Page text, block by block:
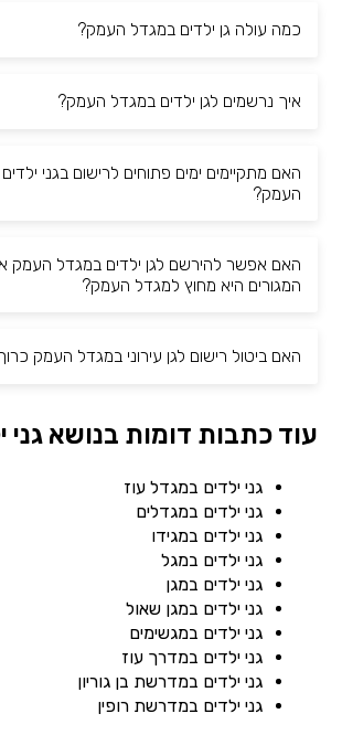
כמה עולה גן ילדים במגדל העמק?
איך נרשמים לגן ילדים במגדל העמק?
האם מתקיימים ימים פתוחים לרישום בגני
העמק?
האם אפשר להירשם לגן ילדים במגדל העמק
המגורים היא מחוץ למגדל העמק?
האם ביטול רישום לגן עירוני במגדל העמק
עוד כתבות דומות בנושא גני
גני ילדים במגדל עוז
גני ילדים במגדלים
גני ילדים במגידו
גני ילדים במגל
גני ילדים במגן
גני ילדים במגן שאול
גני ילדים במגשימים
גני ילדים במדרך עוז
גני ילדים במדרשת בן גוריון
גני ילדים במדרשת רופין